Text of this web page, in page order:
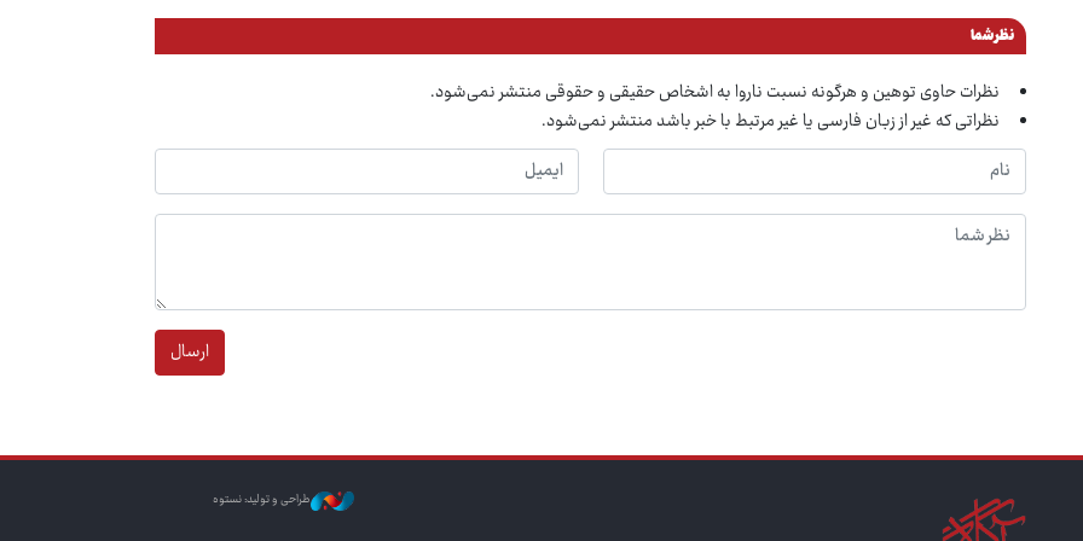
نظر شما
نظرات حاوی توهین و هرگونه نسبت ناروا به اشخاص حقیقی و حقوقی منتشر نمی‌شود.
نظراتی که غیر از زبان فارسی یا غیر مرتبط با خبر باشد منتشر نمی‌شود.
ارسال
طراحی و تولید: نستوه